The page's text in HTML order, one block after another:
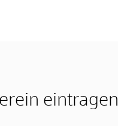
eintragen